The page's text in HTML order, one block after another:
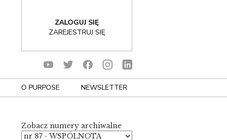
ZALOGUJ SIĘ
ZAREJESTRUJ SIĘ
O PURPOSE NEWSLETTER
Zobacz numery archiwalne